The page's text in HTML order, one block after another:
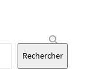
Rechercher